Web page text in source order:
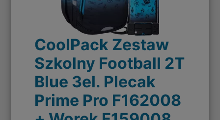
CoolPack Zestaw
Szkolny Football 2T
Blue 3el. Plecak
Prime Pro F162008